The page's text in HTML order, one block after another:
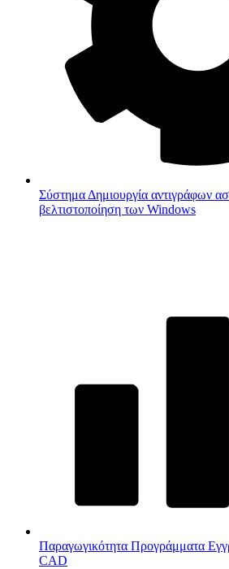
Σύστημα Δημιουργία αντιγράφων
βελτιστοποίηση των Windows
Παραγωγικότητα Προγράμματα
CAD